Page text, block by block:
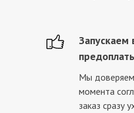
Запускаем
Мы
момента
заказ сразу